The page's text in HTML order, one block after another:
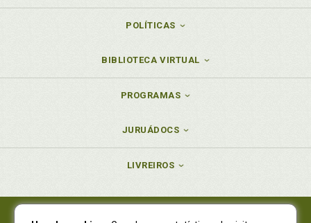
POLÍTICAS
BIBLIOTECA VIRTUAL
PROGRAMAS
JURUÁDOCS
LIVREIROS